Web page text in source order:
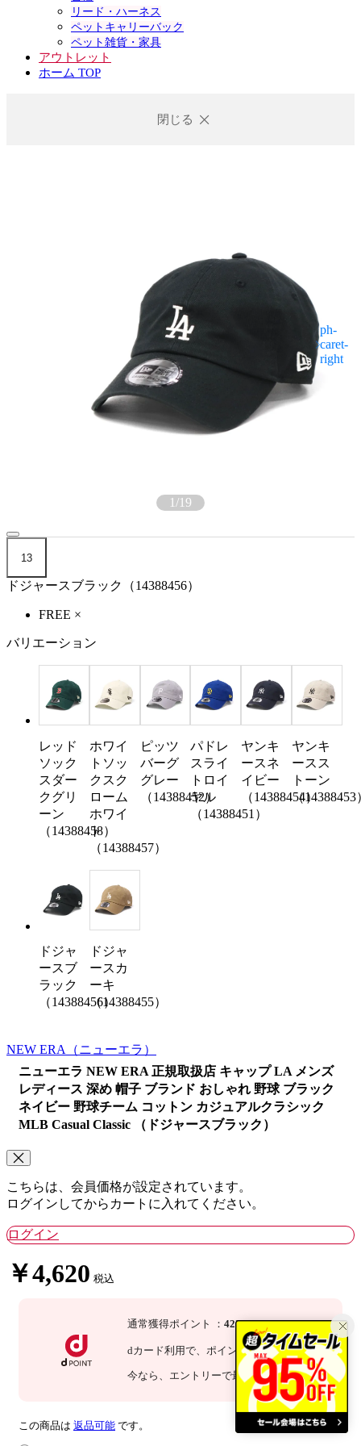
リード・ハーネス
ペットキャリーバック
ペット雑貨・家具
アウトレット
ホーム TOP
閉じる
1/19
13
ドジャースブラック（14388456）
FREE ×
バリエーション
レッド
ソック
スダー
クグリ
ーン
（14388458）
ホワイ
トソッ
クスク
ローム
ホワイ
ト
（14388457）
ピッツ
バーグ
グレー
（14388452）
パドレ
スライ
トロイ
ヤル
（14388451）
ヤンキ
ースネ
イビー
（14388454）
ヤンキ
ースス
トーン
（14388453
ドジャ
ースブ
ラック
（14388456）
ドジャ
ースカ
ーキ
（14388455）
NEW ERA （ニューエラ）
ニューエラ NEW ERA 正規取扱店 キャップ LA メンズ
レディース 深め 帽子 ブランド おしゃれ 野球 ブラック
ネイビー 野球チーム コットン カジュアルクラシック
MLB Casual Classic （ドジャースブラック）
こちらは、会員価格が設定されています。
ログインしてからカートに入れてください。
ログイン
￥4,620 税込
通常獲得ポイント ： 42P
dカード利用で、 ポイント3倍 ：126P
今なら 、エントリーで最大 倍！詳細
この商品は 返品可能 です。